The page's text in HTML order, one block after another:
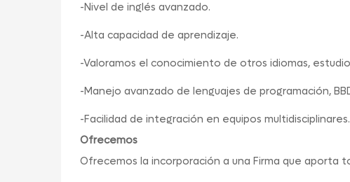
-Nivel de inglés avanzado.
-Alta capacidad de aprendizaje.
-Valoramos el conocimiento de otros idiomas,
-Manejo avanzado de lenguajes de programación,
-Facilidad de integración en equipos multidisciplinares.
Ofrecemos
Ofrecemos la incorporación a una Firma que aporta